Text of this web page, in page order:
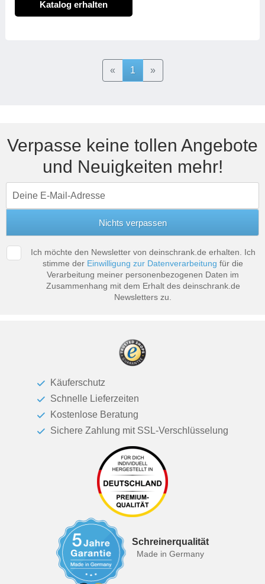
Katalog erhalten
«Previous
1 »Next
Verpasse keine tollen Angebote
und Neuigkeiten mehr!
Ich möchte den Newsletter von deinschrank.de erhalten. Ich
stimme der Einwilligung zur Datenverarbeitung für die
Verarbeitung meiner personenbezogenen Daten im
Zusammenhang mit dem Erhalt des deinschrank.de
Newsletters zu.
Käuferschutz
Schnelle Lieferzeiten
Kostenlose Beratung
Sichere Zahlung mit SSL-Verschlüsselung
Schreinerqualität
Made in Germany